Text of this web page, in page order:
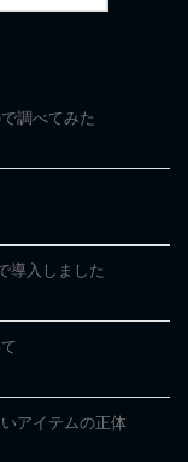
調べてみた
導入しました
アイテムの正体